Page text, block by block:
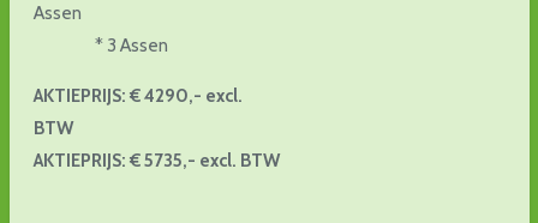
Assen
* 3 Assen
AKTIEPRIJS: € 4290,- excl.
BTW
AKTIEPRIJS: € 5735,- excl. BTW